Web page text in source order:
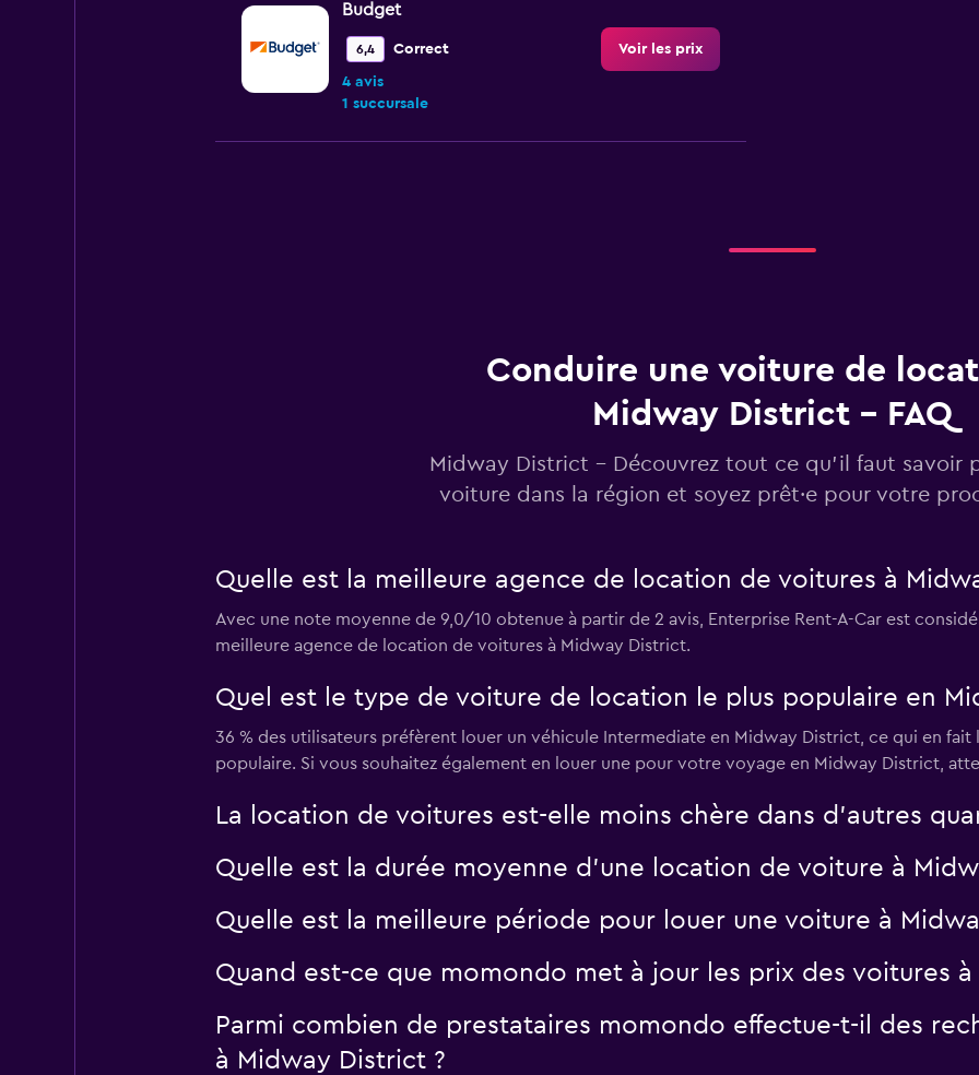
Budget
6,4 Correct
4 avis
1 succursale
Voir les prix
Voir les prix
1 succursale
1 succursale
Zeeba Rent-A-Van
Voir les prix
Conduire une voiture de
Midway District - FAQ
Midway District - Découvrez tout ce qu’il faut savoir
voiture dans la région et soyez prêt·e pour votre
Quelle est la meilleure agence de location de voitures à
Avec une note moyenne de 9,0/10 obtenue à partir de 2 avis, Enterprise Rent-A-Car est
meilleure agence de location de voitures à Midway District.
Quel est le type de voiture de location le plus populaire en
36 % des utilisateurs préfèrent louer un véhicule Intermediate en Midway District, ce qui en
populaire. Si vous souhaitez également en louer une pour votre voyage en Midway District,
La location de voitures est-elle moins chère dans d’autres
Quelle est la durée moyenne d’une location de voiture à
Quelle est la meilleure période pour louer une voiture à
Quand est-ce que momondo met à jour les prix des voitures
Parmi combien de prestataires momondo effectue-t-il des
à Midway District ?